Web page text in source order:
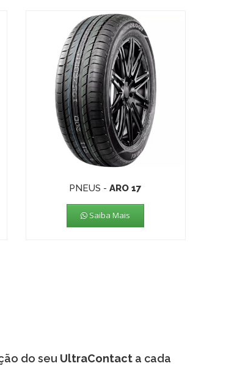
PNEUS - ARO 17
Saiba Mais
do seu UltraContact a cada